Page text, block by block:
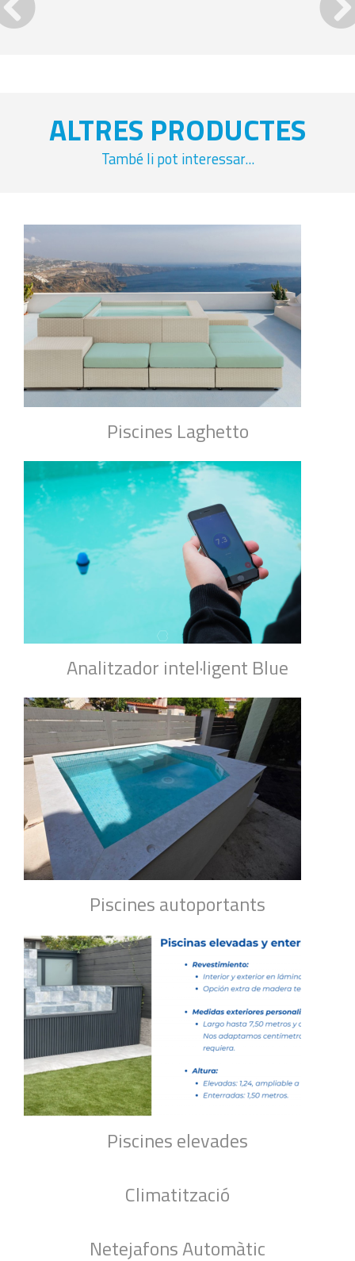
ALTRES PRODUCTES
També li pot interessar...
Piscines Laghetto
Analitzador intel·ligent Blue
Piscines autoportants
Piscines elevades
Climatització
Netejafons Automàtic